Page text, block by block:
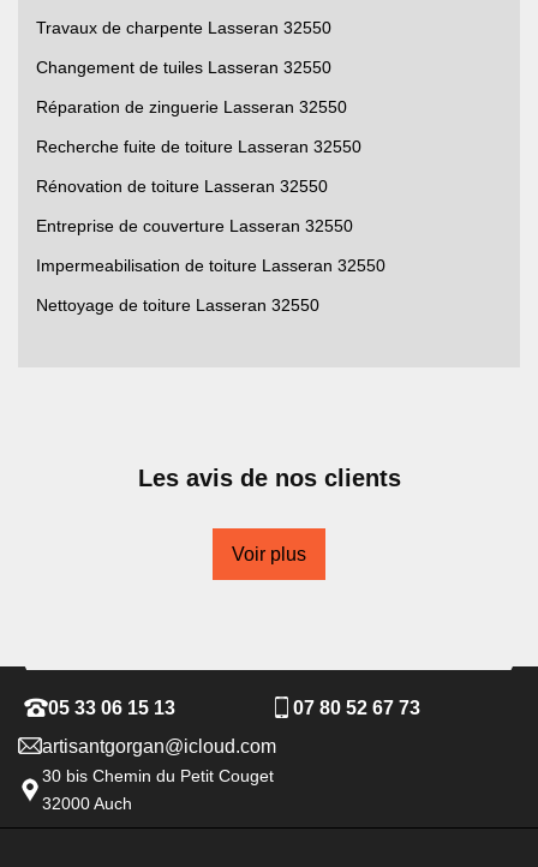
Travaux de charpente Lasseran 32550
Changement de tuiles Lasseran 32550
Réparation de zinguerie Lasseran 32550
Recherche fuite de toiture Lasseran 32550
Rénovation de toiture Lasseran 32550
Entreprise de couverture Lasseran 32550
Impermeabilisation de toiture Lasseran 32550
Nettoyage de toiture Lasseran 32550
Les avis de nos clients
Voir plus
05 33 06 15 13
07 80 52 67 73
artisantgorgan@icloud.com
30 bis Chemin du Petit Couget
32000 Auch